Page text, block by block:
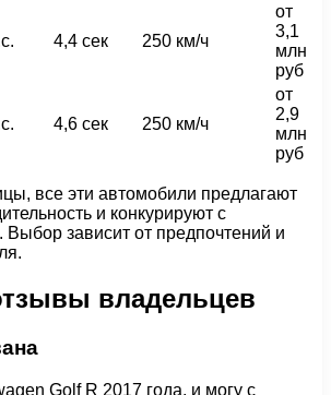
4,4 сек 250 км/ч
от
3,1
млн
руб
4,6 сек 250 км/ч
от
2,9
млн
руб
все эти автомобили предлагают
и конкурируют с
зависит от предпочтений и
владельцев
Golf R 2017 года, и могу с